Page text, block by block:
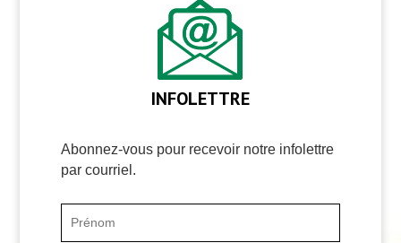
INFOLETTRE
Abonnez-vous pour recevoir notre infolettre
par courriel.